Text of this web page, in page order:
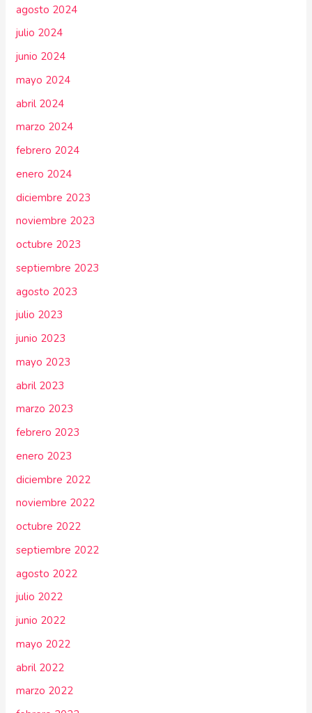
agosto 2024
julio 2024
junio 2024
mayo 2024
abril 2024
marzo 2024
febrero 2024
enero 2024
diciembre 2023
noviembre 2023
octubre 2023
septiembre 2023
agosto 2023
julio 2023
junio 2023
mayo 2023
abril 2023
marzo 2023
febrero 2023
enero 2023
diciembre 2022
noviembre 2022
octubre 2022
septiembre 2022
agosto 2022
julio 2022
junio 2022
mayo 2022
abril 2022
marzo 2022